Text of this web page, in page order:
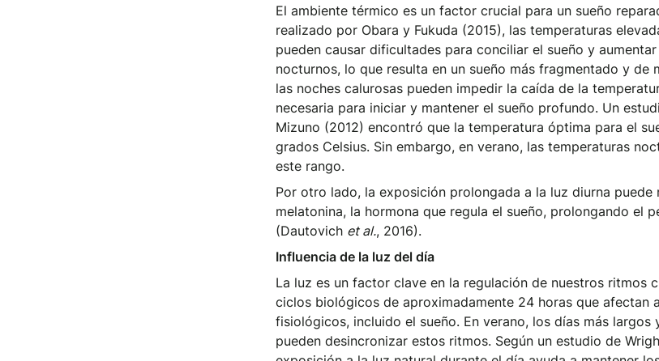
El ambiente térmico es un factor crucial para un sueño
realizado por Obara y Fukuda (2015), las temperaturas
pueden causar dificultades para conciliar el sueño y
nocturnos, lo que resulta en un sueño más fragmentado y de
las noches calurosas pueden impedir la caída de la
necesaria para iniciar y mantener el sueño profundo. Un
Mizuno (2012) encontró que la temperatura óptima para el
grados Celsius. Sin embargo, en verano, las temperaturas
este rango.
Por otro lado, la exposición prolongada a la luz diurna puede
melatonina, la hormona que regula el sueño, prolongando el
(Dautovich et al., 2016).
Influencia de la luz del día
La luz es un factor clave en la regulación de nuestros ritmos
ciclos biológicos de aproximadamente 24 horas que afectan
fisiológicos, incluido el sueño. En verano, los días más largos
pueden desincronizar estos ritmos. Según un estudio de